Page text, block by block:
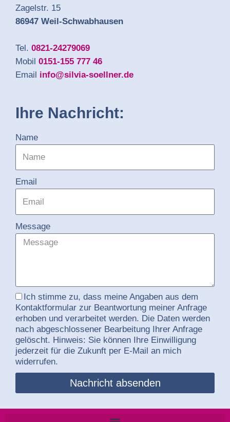
Zagelstr. 15
86947 Weil-Schwabhausen
Tel. 0821-24279069
Mobil 0151-155 777 46
Email info@silvia-soellner.de
Ihre Nachricht:
Name
Email
Message
Ich stimme zu, dass meine Angaben aus dem
Kontaktformular zur Beantwortung meiner Anfrage
erhoben und verarbeitet werden. Die Daten werden
nach abgeschlossener Bearbeitung Ihrer Anfrage
gelöscht. Hinweis: Sie können Ihre Einwilligung
jederzeit für die Zukunft per E-Mail an mich
widerrufen.
Nachricht absenden